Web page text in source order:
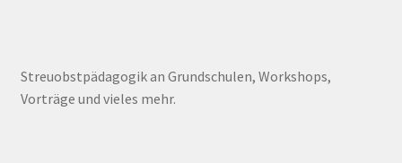
Streuobstpädagogik an Grundschulen, Workshops,
Vorträge und vieles mehr.